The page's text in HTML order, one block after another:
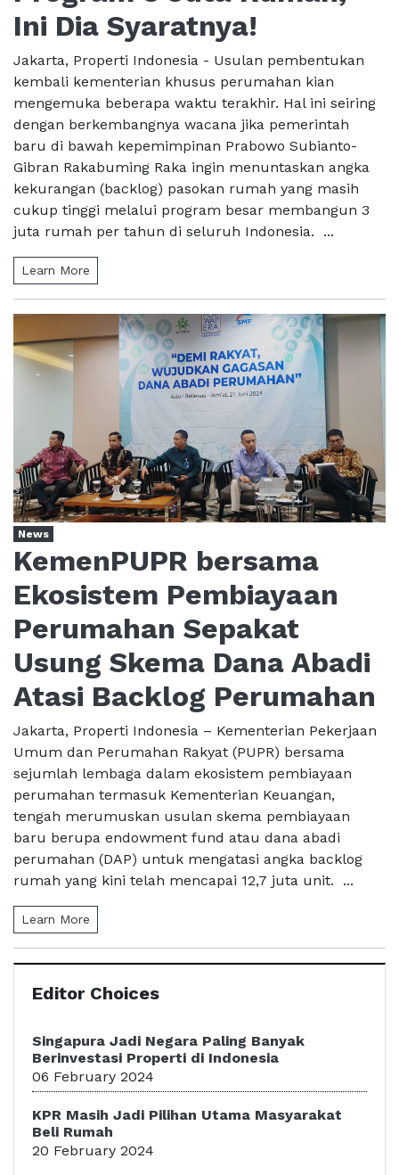
Ini Dia Syaratnya!
Jakarta, Properti Indonesia - Usulan pembentukan
kembali kementerian khusus perumahan kian
mengemuka beberapa waktu terakhir. Hal ini seiring
dengan berkembangnya wacana jika pemerintah
baru di bawah kepemimpinan Prabowo Subianto-
Gibran Rakabuming Raka ingin menuntaskan angka
kekurangan (backlog) pasokan rumah yang masih
cukup tinggi melalui program besar membangun 3
juta rumah per tahun di seluruh Indonesia. ...
Learn More
News
KemenPUPR bersama
Ekosistem Pembiayaan
Perumahan Sepakat
Usung Skema Dana Abadi
Atasi Backlog Perumahan
Jakarta, Properti Indonesia – Kementerian Pekerjaan
Umum dan Perumahan Rakyat (PUPR) bersama
sejumlah lembaga dalam ekosistem pembiayaan
perumahan termasuk Kementerian Keuangan,
tengah merumuskan usulan skema pembiayaan
baru berupa endowment fund atau dana abadi
perumahan (DAP) untuk mengatasi angka backlog
rumah yang kini telah mencapai 12,7 juta unit. ...
Learn More
Editor Choices
Singapura Jadi Negara Paling Banyak
Berinvestasi Properti di Indonesia
06 February 2024
KPR Masih Jadi Pilihan Utama Masyarakat
Beli Rumah
20 February 2024